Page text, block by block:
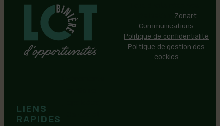
LIENS
RAPIDES
Zonart
Communications
Politique de confidentialité
Politique de gestion des
cookies